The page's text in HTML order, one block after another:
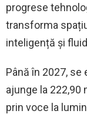
progrese
transforma
inteligență și
Până în 2027,
ajunge la 222,90
prin voce la